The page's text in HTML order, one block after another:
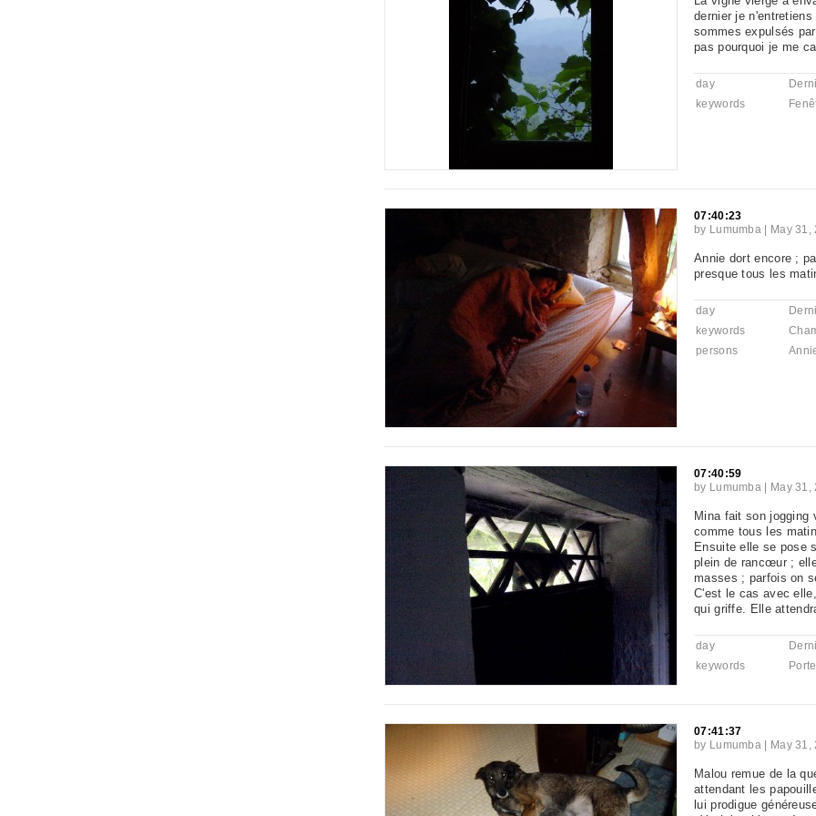
dernier je
sommes expulsés
pas pourquoi je me
day
keywords
07:40:23
by Lumumba May 31,
Annie dort encore ;
presque tous les
day
keywords
persons
07:40:59
by Lumumba May 31,
Mina fait son jogging
comme tous les
Ensuite elle se pose
plein de rancœur ;
masses ; parfois on
C'est le cas avec
qui griffe. Elle
day
keywords
Porte
07:41:37
by Lumumba May 31,
Malou remue de la
attendant les
lui prodigue